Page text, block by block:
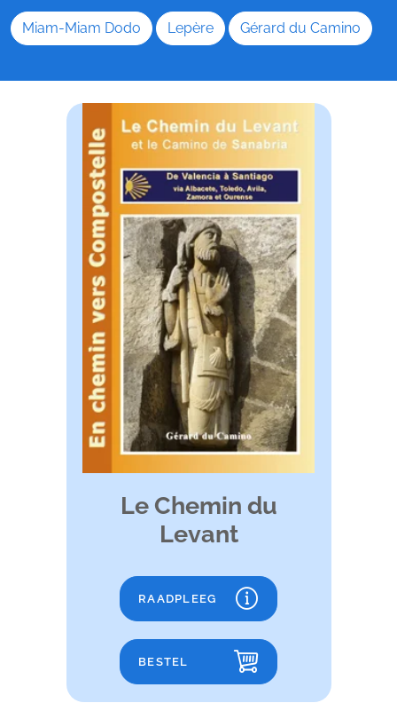
Miam-Miam Dodo Lepère Gérard du Camino
Le Chemin du
Levant
RAADPLEEG
BESTEL